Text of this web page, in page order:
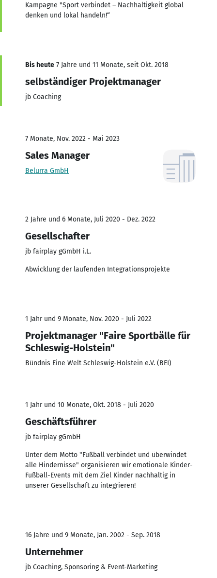
Kampagne "Sport verbindet – Nachhaltigkeit global
denken und lokal handeln!“
Bis heute 7 Jahre und 11 Monate, seit Okt. 2018
selbständiger Projektmanager
jb Coaching
7 Monate, Nov. 2022 - Mai 2023
Sales Manager
Belurra GmbH
2 Jahre und 6 Monate, Juli 2020 - Dez. 2022
Gesellschafter
jb fairplay gGmbH i.L.
Abwicklung der laufenden Integrationsprojekte
1 Jahr und 9 Monate, Nov. 2020 - Juli 2022
Projektmanager "Faire Sportbälle für
Schleswig-Holstein"
Bündnis Eine Welt Schleswig-Holstein e.V. (BEI)
1 Jahr und 10 Monate, Okt. 2018 - Juli 2020
Geschäftsführer
jb fairplay gGmbH
Unter dem Motto "Fußball verbindet und überwindet
alle Hindernisse" organisieren wir emotionale Kinder-
Fußball-Events mit dem Ziel Kinder nachhaltig in
unserer Gesellschaft zu integrieren!
16 Jahre und 9 Monate, Jan. 2002 - Sep. 2018
Unternehmer
jb Coaching, Sponsoring & Event-Marketing